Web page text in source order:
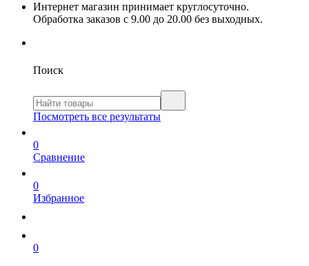
Интернет магазин принимает круглосуточно.
Обработка заказов с 9.00 до 20.00 без выходных.
Поиск
Посмотреть все результаты
0
Сравнение
0
Избранное
0